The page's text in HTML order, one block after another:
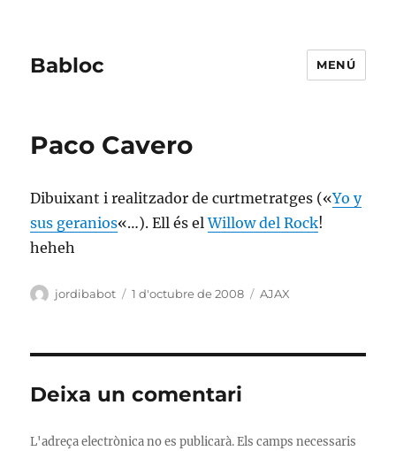
Babloc MENÚ
Paco Cavero
Dibuixant i realitzador de curtmetratges («Yo y
sus geranios«…). Ell és elWillow del Rock!
heheh
Autor
jordibabot
Publicat
1 d'octubre de 2008 Categories
AJAX
Deixa un comentari
L'adreça electrònica no es publicarà. Els camps necessaris